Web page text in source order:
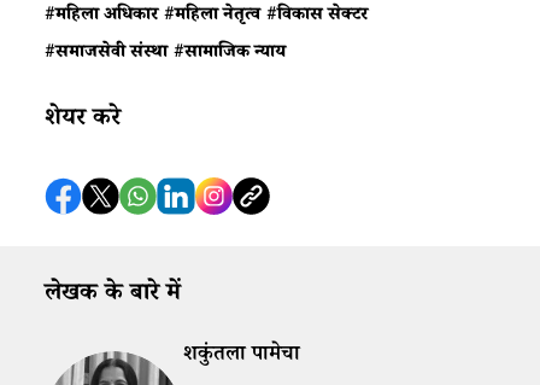
#महिला अधिकार #महिला नेतृत्व #विकास सेक्टर
#समाजसेवी संस्था #सामाजिक न्याय
शेयर करे
लेखक के बारे में
शकुंतला पामेचा